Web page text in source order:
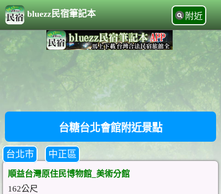
bluezz民宿筆記本 附近
台糖台北會館附近景點
台北市 中正區
順益台灣原住民博物館_美術分館
162公尺